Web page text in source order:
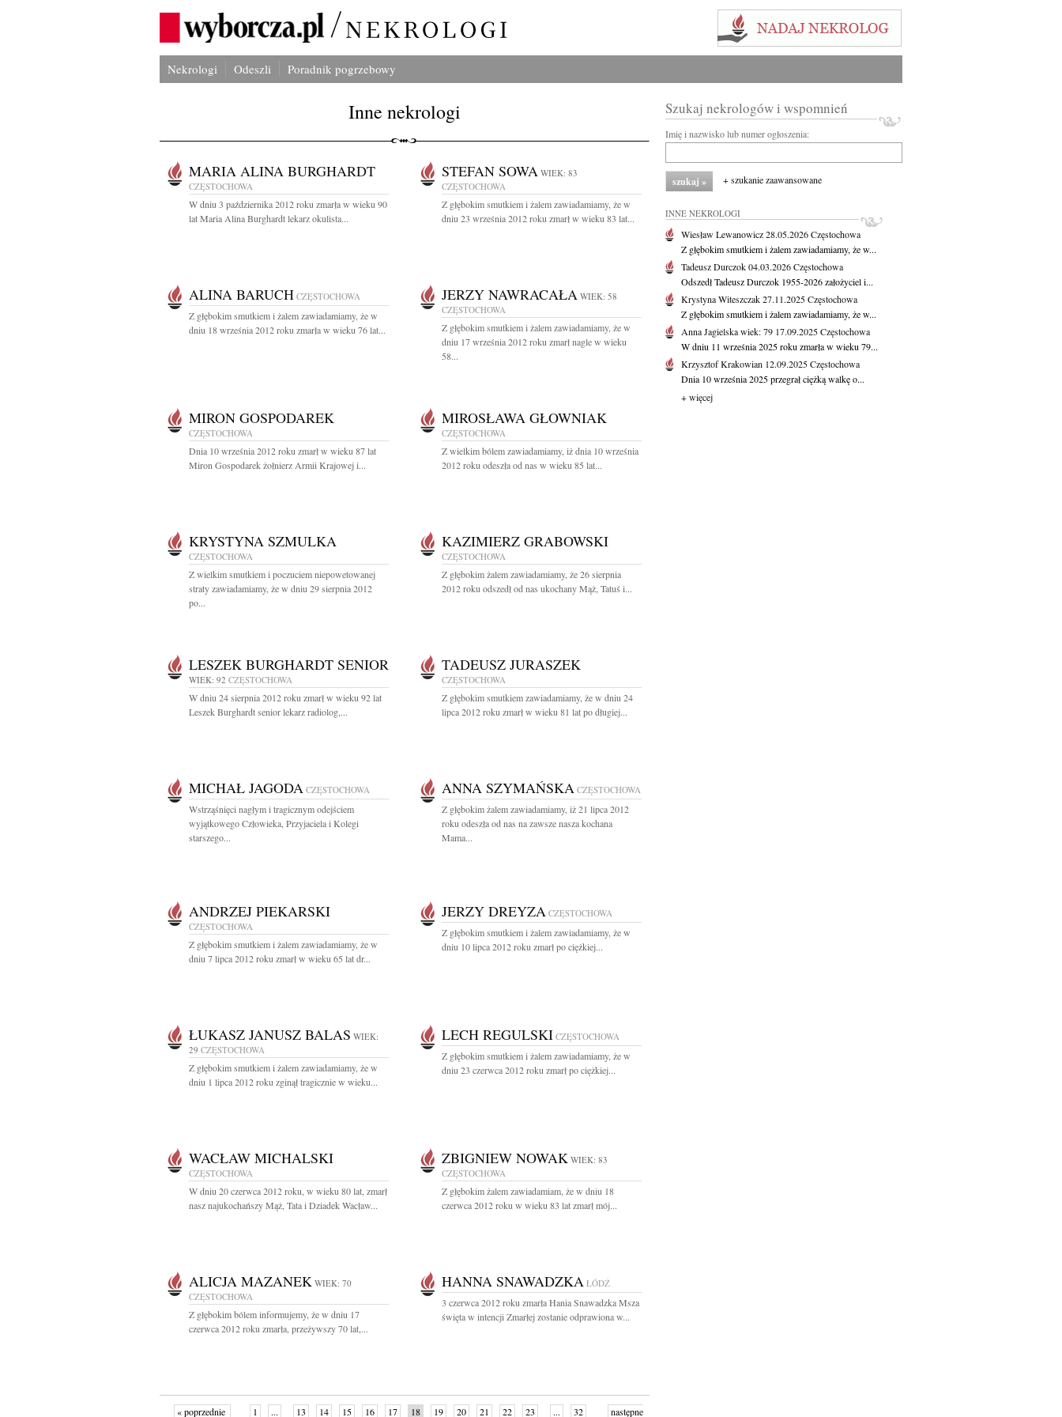
Nekrologi Odeszli Poradnik pogrzebowy
Inne nekrologi
MARIA ALINA BURGHARDT
CZĘSTOCHOWA
W dniu 3 października 2012 roku zmarła w wieku 90
lat Maria Alina Burghardt lekarz okulista...
STEFAN SOWA WIEK: 83
CZĘSTOCHOWA
Z głębokim smutkiem i żalem zawiadamiamy, że w
dniu 23 września 2012 roku zmarł w wieku 83 lat...
ALINA BARUCH CZĘSTOCHOWA
Z głębokim smutkiem i żalem zawiadamiamy, że w
dniu 18 września 2012 roku zmarła w wieku 76 lat...
JERZY NAWRACAŁA WIEK: 58
CZĘSTOCHOWA
Z głębokim smutkiem i żalem zawiadamiamy, że w
dniu 17 września 2012 roku zmarł nagle w wieku
58...
MIRON GOSPODAREK
CZĘSTOCHOWA
Dnia 10 września 2012 roku zmarł w wieku 87 lat
Miron Gospodarek żołnierz Armii Krajowej i...
MIROSŁAWA GŁOWNIAK
CZĘSTOCHOWA
Z wielkim bólem zawiadamiamy, iż dnia 10 września
2012 roku odeszła od nas w wieku 85 lat...
KRYSTYNA SZMULKA
CZĘSTOCHOWA
Z wielkim smutkiem i poczuciem niepowetowanej
straty zawiadamiamy, że w dniu 29 sierpnia 2012
po...
KAZIMIERZ GRABOWSKI
CZĘSTOCHOWA
Z głębokim żalem zawiadamiamy, że 26 sierpnia
2012 roku odszedł od nas ukochany Mąż, Tatuś i...
LESZEK BURGHARDT SENIOR
WIEK: 92 CZĘSTOCHOWA
W dniu 24 sierpnia 2012 roku zmarł w wieku 92 lat
Leszek Burghardt senior lekarz radiolog,...
TADEUSZ JURASZEK
CZĘSTOCHOWA
Z głębokim smutkiem zawiadamiamy, że w dniu 24
lipca 2012 roku zmarł w wieku 81 lat po długiej...
MICHAŁ JAGODA CZĘSTOCHOWA
Wstrząśnięci nagłym i tragicznym odejściem
wyjątkowego Człowieka, Przyjaciela i Kolegi
starszego...
ANNA SZYMAŃSKA CZĘSTOCHOWA
Z głębokim żalem zawiadamiamy, iż 21 lipca 2012
roku odeszła od nas na zawsze nasza kochana
Mama...
ANDRZEJ PIEKARSKI
CZĘSTOCHOWA
Z głębokim smutkiem i żalem zawiadamiamy, że w
dniu 7 lipca 2012 roku zmarł w wieku 65 lat dr...
JERZY DREYZA CZĘSTOCHOWA
Z głębokim smutkiem i żalem zawiadamiamy, że w
dniu 10 lipca 2012 roku zmarł po ciężkiej...
ŁUKASZ JANUSZ BALAS WIEK:
29 CZĘSTOCHOWA
Z głębokim smutkiem i żalem zawiadamiamy, że w
dniu 1 lipca 2012 roku zginął tragicznie w wieku...
LECH REGULSKI CZĘSTOCHOWA
Z głębokim smutkiem i żalem zawiadamiamy, że w
dniu 23 czerwca 2012 roku zmarł po ciężkiej...
WACŁAW MICHALSKI
CZĘSTOCHOWA
W dniu 20 czerwca 2012 roku, w wieku 80 lat, zmarł
nasz najukochańszy Mąż, Tata i Dziadek Wacław...
ZBIGNIEW NOWAK WIEK: 83
CZĘSTOCHOWA
Z głębokim żalem zawiadamiam, że w dniu 18
czerwca 2012 roku w wieku 83 lat zmarł mój...
ALICJA MAZANEK WIEK: 70
CZĘSTOCHOWA
Z głębokim bólem informujemy, że w dniu 17
czerwca 2012 roku zmarła, przeżywszy 70 lat,...
HANNA SNAWADZKA ŁÓDŹ
3 czerwca 2012 roku zmarła Hania Snawadzka Msza
święta w intencji Zmarłej zostanie odprawiona w...
« poprzednie 1 ... 13 14 15 16 17 18 19 20 21 22 23 ... 32 następne
Szukaj nekrologów i wspomnień
Imię i nazwisko lub numer ogłoszenia:
+ szukanie zaawansowane
INNE NEKROLOGI
Wiesław Lewanowicz28.05.2026Częstochowa
Z głębokim smutkiem i żalem zawiadamiamy, że w...
Tadeusz Durczok04.03.2026Częstochowa
Odszedł Tadeusz Durczok 1955-2026 założyciel i...
Krystyna Witeszczak27.11.2025Częstochowa
Z głębokim smutkiem i żalem zawiadamiamy, że w...
Anna Jagielskawiek: 79 17.09.2025Częstochowa
W dniu 11 września 2025 roku zmarła w wieku 79...
Krzysztof Krakowian 12.09.2025Częstochowa
Dnia 10 września 2025 przegrał ciężką walkę o...
+ więcej